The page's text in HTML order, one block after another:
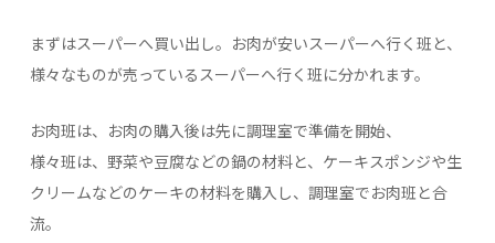
まずはスーパーへ買い出し。お肉が安いスーパーへ行く班と、
様々なものが売っているスーパーへ行く班に分かれます。
お肉班は、お肉の購入後は先に調理室で準備を開始、
様々班は、野菜や豆腐などの鍋の材料と、ケーキスポンジや生
クリームなどのケーキの材料を購入し、調理室でお肉班と合
流。